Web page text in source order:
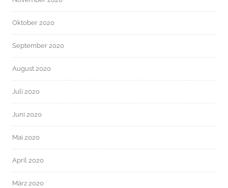
Oktober 2020
September 2020
August 2020
Juli 2020
Juni 2020
Mai 2020
April 2020
März 2020